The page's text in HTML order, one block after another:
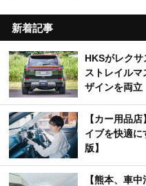
新着記事
HKSがレク
ストレイル
ザインを両立
【カー用品
イブを快適に
版】
【熊本、車